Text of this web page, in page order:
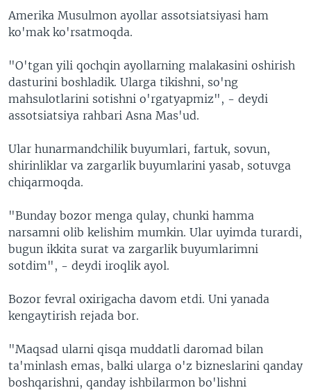
Amerika Musulmon ayollar assotsiatsiyasi ham
ko'mak ko'rsatmoqda.
"O'tgan yili qochqin ayollarning malakasini oshirish
dasturini boshladik. Ularga tikishni, so'ng
mahsulotlarini sotishni o'rgatyapmiz", - deydi
assotsiatsiya rahbari Asna Mas'ud.
Ular hunarmandchilik buyumlari, fartuk, sovun,
shirinliklar va zargarlik buyumlarini yasab, sotuvga
chiqarmoqda.
"Bunday bozor menga qulay, chunki hamma
narsamni olib kelishim mumkin. Ular uyimda turardi,
bugun ikkita surat va zargarlik buyumlarimni
sotdim", - deydi iroqlik ayol.
Bozor fevral oxirigacha davom etdi. Uni yanada
kengaytirish rejada bor.
"Maqsad ularni qisqa muddatli daromad bilan
ta'minlash emas, balki ularga o'z bizneslarini qanday
boshqarishni, qanday ishbilarmon bo'lishni